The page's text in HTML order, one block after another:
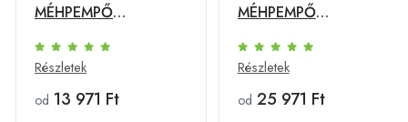
MÉHPEMPŐ
Hagyományos, 100g
Részletek
od 13 971 Ft
MÉHPEMPŐ
Hagyományos, 225g
Részletek
od 25 971 Ft